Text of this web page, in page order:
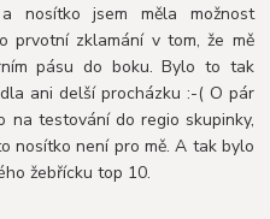
nosítko jsem měla možnost
prvotní zklamání v tom, že mě
pásu do boku. Bylo to tak
ani delší procházku :-( O pár
na testování do regio skupinky,
nosítko není pro mě. A tak bylo
žebřícku top 10.